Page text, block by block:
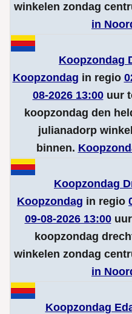
winkelen zondag
in
Koopzondag
Koopzondag in regio
08-2026 13:00uur
koopzondag den
julianadorp
binnen.
Koopzondag
Koopzondag in regio
09-08-2026 13:00uur
koopzondag
winkelen zondag
in
Koopzondag